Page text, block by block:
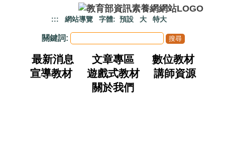
::: 網站導覽 字體: 預設 大 特大
關鍵詞:
最新消息 文章專區
數位教材
宣導教材
遊戲式教材
講師資源
關於我們